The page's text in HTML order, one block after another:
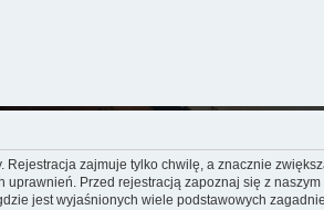
zajmuje tylko chwilę, a znacznie
Przed rejestracją zapoznaj się z
jest wyjaśnionych wiele podstawowych